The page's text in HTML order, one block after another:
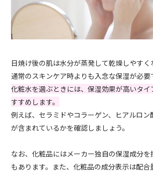
日焼け後の肌は水分が蒸発して乾燥しやすく
通常のスキンケア時よりも入念な保湿が必要
化粧水を選ぶときには、保湿効果が高いタ
すすめします。
例えば、セラミドやコラーゲン、ヒアルロ
が含まれているかを確認しましょう。
なお、化粧品にはメーカー独自の保湿成分
もあります。また、化粧品の成分表示は配合